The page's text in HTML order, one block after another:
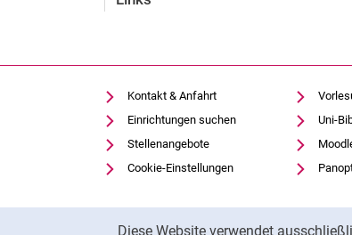
Diese Website verwendet
Kontakt & Anfahrt
Einrichtungen suchen
Stellenangebote
Cookie-Einstellungen
Uni-